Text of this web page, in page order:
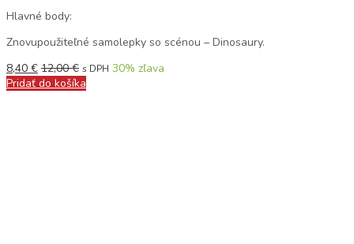
Hlavné body:
Znovupoužiteľné samolepky so scénou – Dinosaury.
8,40 € 12,00€ s DPH 30% zľava
Pridať do košíka